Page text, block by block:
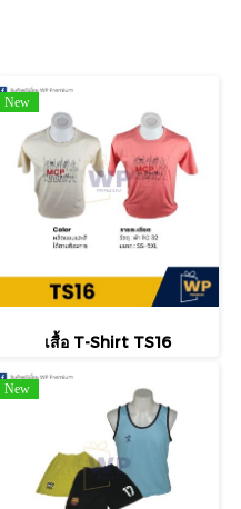
New
เสื้อ T-Shirt TS16
New